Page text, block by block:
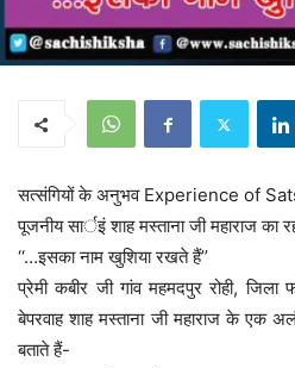
सत्संगियों के अनुभव Experience of
पूजनीय सार्इं शाह मस्ताना जी महाराज का
‘‘…इसका नाम खुशिया रखते हैं’’
प्रेमी कबीर जी गांव महमदपुर रोही, जिला
बेपरवाह शाह मस्ताना जी महाराज के एक
बताते हैं-